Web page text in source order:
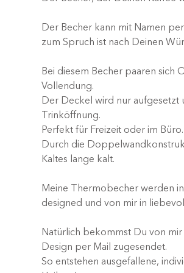
Der Becher kann mit Namen
zum Spruch ist nach Deinen
Bei diesem Becher paaren sich
Vollendung.
Der Deckel wird nur aufgesetzt
Trinköffnung.
Perfekt für Freizeit oder im Büro.
Durch die
Kaltes lange kalt.
Meine Thermobecher werden
designed und von mir in
Natürlich bekommst Du von
Design per Mail zugesendet.
So entstehen ausgefallene,